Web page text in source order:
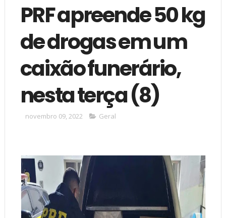
PRF apreende 50 kg
de drogas em um
caixão funerário,
nesta terça (8)
novembro 09, 2022 Geral